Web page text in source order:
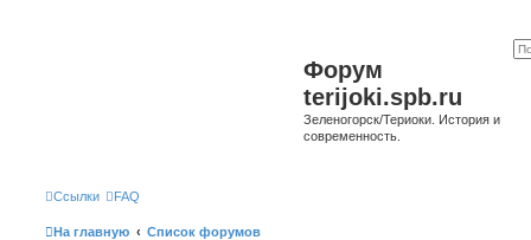
Форум
terijoki.spb.ru
Зеленогорск/Териоки. История и
современность.
Ссылки FAQ
На главную Список форумов